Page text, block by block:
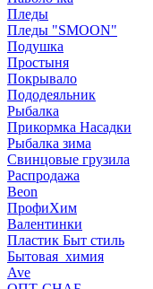
Пледы
Пледы "SMOON"
Подушка
Простыня
Покрывало
Пододеяльник
Рыбалка
Прикормка Насадки
Рыбалка зима
Свинцовые грузила
Распродажа
Beon
ПрофиХим
Валентинки
Пластик Быт стиль
Бытовая_химия
Ave